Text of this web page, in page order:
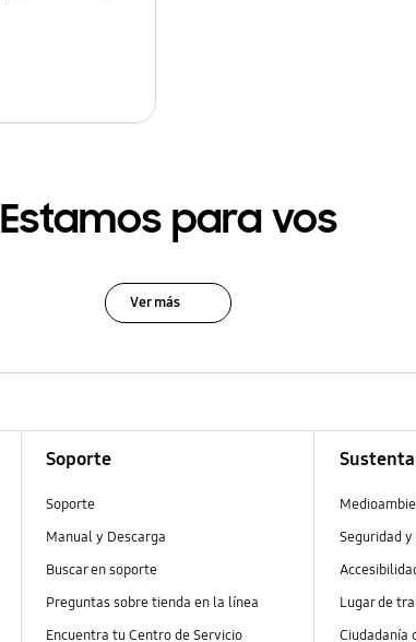
Estamos para vos
Ver más
Soporte
Soporte
Manual y Descarga
Buscar en soporte
Preguntas sobre tienda en la línea
Encuentra tu Centro de Servicio
Seguridad
Lugar de
Ciudadanía